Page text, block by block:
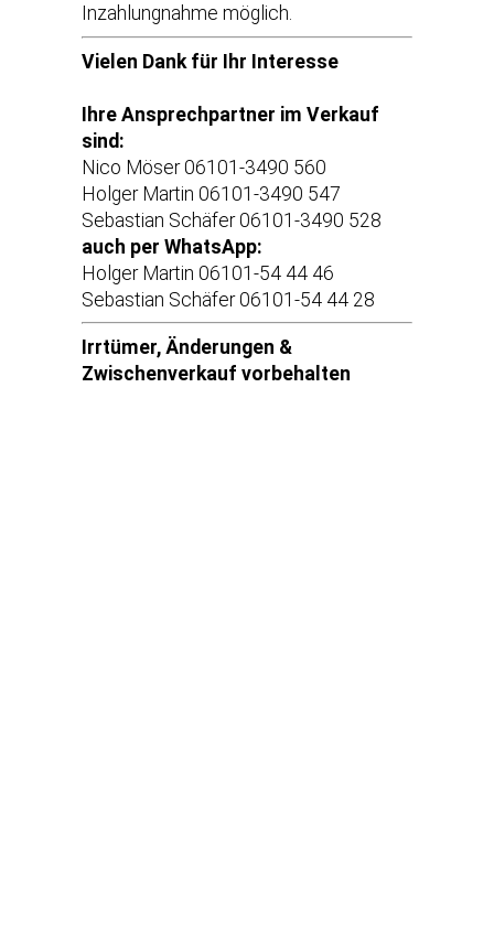
Inzahlungnahme möglich.
Vielen Dank für Ihr Interesse
Ihre Ansprechpartner im Verkauf
sind:
Nico Möser 06101-3490 560
Holger Martin 06101-3490 547
Sebastian Schäfer 06101-3490 528
auch per WhatsApp:
Holger Martin 06101-54 44 46
Sebastian Schäfer 06101-54 44 28
Irrtümer, Änderungen &
Zwischenverkauf vorbehalten